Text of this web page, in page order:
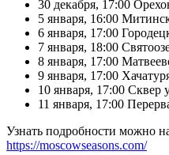
30 декабря, 17:00
5 января, 16:00
6 января, 17:00
7 января, 18:00
8 января, 17:00
9 января, 17:00
10 января, 17:00 Сквер
11 января, 17:00
Узнать подробности можно
https://moscowseasons.com/